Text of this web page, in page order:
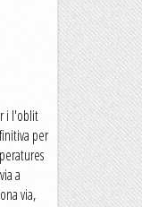
i l'oblit
per
a
via,